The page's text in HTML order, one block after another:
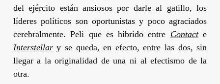
del ejército están ansiosos por darle al gatillo, los
líderes políticos son oportunistas y poco agraciados
cerebralmente. Peli que es híbrido entre Contacte
Interstellary se queda, en efecto, entre las dos, sin
llegar a la originalidad de una ni al efectismo de la
otra.